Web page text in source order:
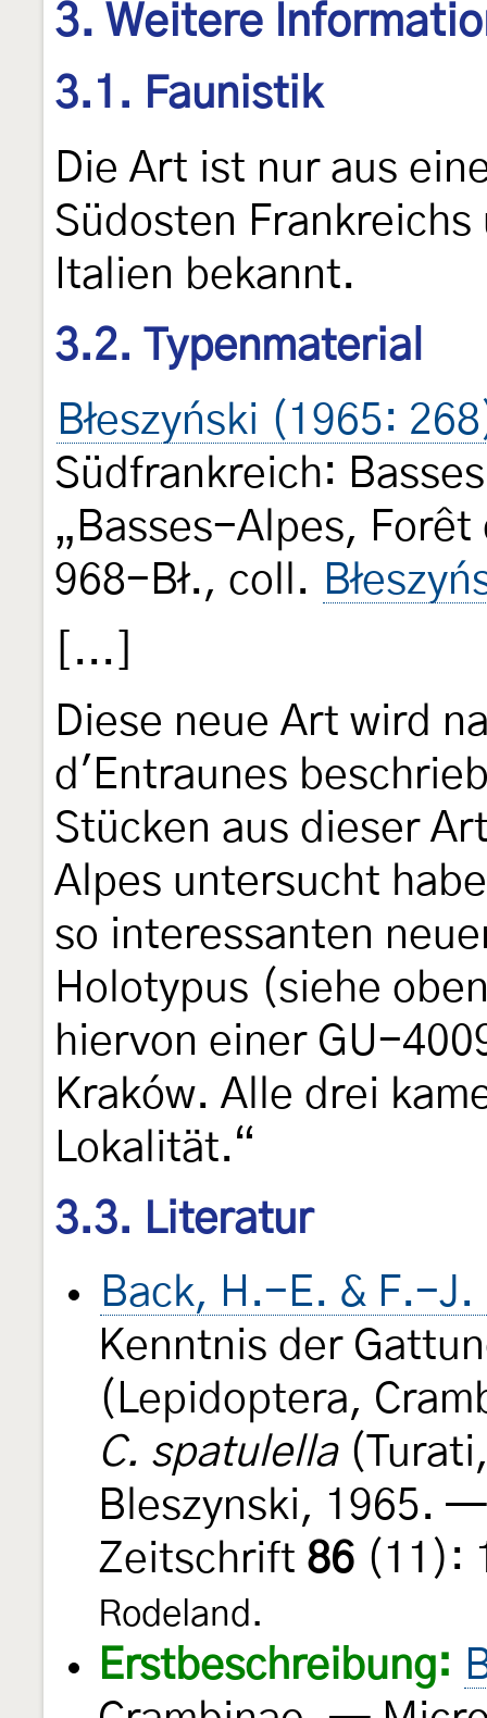
3. Weitere
3.1. Faunistik
Die Art ist nur aus
Südosten
Italien bekannt.
3.2. Typenmaterial
Błeszyński (1965:
Südfrankreich:
„Basses-Alpes,
968-Bł., coll.
[...]
Diese neue Art wird
d'Entraunes
Stücken aus dieser
Alpes untersucht
so interessanten
Holotypus (siehe
hiervon einer GU-
Kraków. Alle drei
Lokalität.“
3.3. Literatur
Back, H.-E. & F.-J.
Kenntnis der
(Lepidoptera,
C. spatulella
Bleszynski, 1965.
Zeitschrift 86 (11):
Rodeland.
Erstbeschreibung: